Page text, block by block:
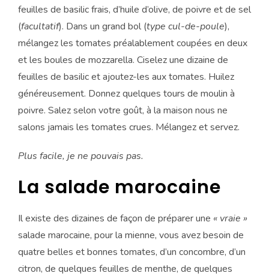
feuilles de basilic frais, d’huile d’olive, de poivre et de sel
(facultatif). Dans un grand bol (type cul-de-poule),
mélangez les tomates préalablement coupées en deux
et les boules de mozzarella. Ciselez une dizaine de
feuilles de basilic et ajoutez-les aux tomates. Huilez
généreusement. Donnez quelques tours de moulin à
poivre. Salez selon votre goût, à la maison nous ne
salons jamais les tomates crues. Mélangez et servez.
Plus facile, je ne pouvais pas.
La salade marocaine
Il existe des dizaines de façon de préparer une « vraie »
salade marocaine, pour la mienne, vous avez besoin de
quatre belles et bonnes tomates, d’un concombre, d’un
citron, de quelques feuilles de menthe, de quelques